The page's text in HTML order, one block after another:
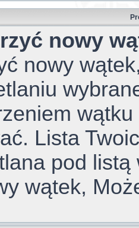
nowy
nowy
wątku
Lista
pod listą
wątek,